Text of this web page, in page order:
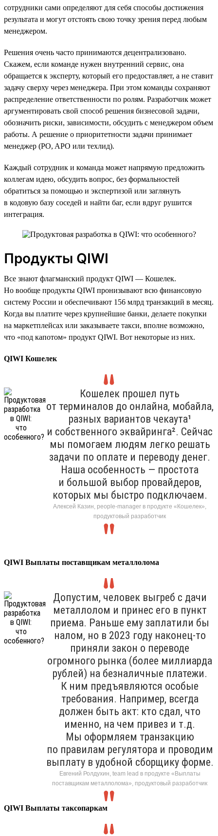
сотрудники сами определяют для себя способы достижения
результата и могут отстоять свою точку зрения перед любым
менеджером.
Решения очень часто принимаются децентрализовано.
Скажем, если команде нужен внутренний сервис, она
обращается к эксперту, который его предоставляет, а не ставит
задачу сверху через менеджера. При этом команды сохраняют
распределение ответственности по ролям. Разработчик может
аргументировать свой способ решения бизнесовой задачи,
обозначить риски, зависимости, обсудить с менеджером объем
работы. А решение о приоритетности задачи принимает
менеджер (PO, APO или техлид).
Каждый сотрудник и команда может напрямую предложить
коллегам идею, обсудить вопрос, без формальностей
обратиться за помощью и экспертизой или заглянуть
в кодовую базу соседей и найти баг, если вдруг рушится
интеграция.
Продукты QIWI
Все знают флагманский продукт QIWI — Кошелек.
Но вообще продукты QIWI пронизывают всю финансовую
систему России и обеспечивают 156 млрд транзакций в месяц.
Когда вы платите через крупнейшие банки, делаете покупки
на маркетплейсах или заказываете такси, вполне возможно,
что «под капотом» продукт QIWI. Вот некоторые из них.
QIWI Кошелек
Кошелек прошел путь
от терминалов до онлайна, мобайла,
разных вариантов чекаута¹
и собственного эквайринга². Сейчас
мы помогаем людям легко решать
задачи по оплате и переводу денег.
Наша особенность — простота
и большой выбор провайдеров,
которых мы быстро подключаем.
Алексей Казин, people-manager в продукте «Кошелек»,
продуктовый разработчик
QIWI Выплаты поставщикам металлолома
Допустим, человек выгреб с дачи
металлолом и принес его в пункт
приема. Раньше ему заплатили бы
налом, но в 2023 году наконец-то
приняли закон о переводе
огромного рынка (более миллиарда
рублей) на безналичные платежи.
К ним предъявляются особые
требования. Например, всегда
должен быть акт: кто сдал, что
именно, на чем привез и т.д.
Мы оформляем транзакцию
по правилам регулятора и проводим
выплату в удобной сборщику форме.
Евгений Ролдухин, team lead в продукте «Выплаты
поставщикам металлолома», продуктовый разработчик
QIWI Выплаты таксопаркам